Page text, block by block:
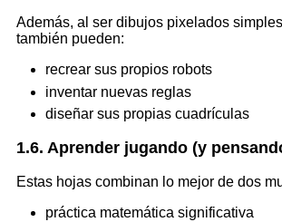
Además, al ser dibujos pixelados
también pueden:
recrear sus propios robots
inventar nuevas reglas
diseñar sus propias cuadrículas
1.6. Aprender jugando (y
Estas hojas combinan lo mejor de dos
práctica matemática significativa